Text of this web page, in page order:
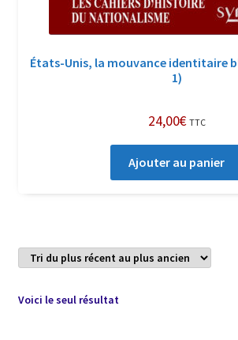
États-Unis, la mouvance identitaire
1)
24,00€ TTC
Ajouter au panier
Voici le seul résultat